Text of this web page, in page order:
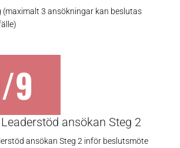
(maximalt 3 ansökningar kan beslutas
9
ansökan Steg 2
ansökan Steg 2 inför beslutsmöte